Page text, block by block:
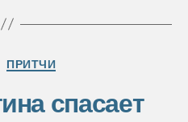
Рубрики
ПРИТЧИ
спасает